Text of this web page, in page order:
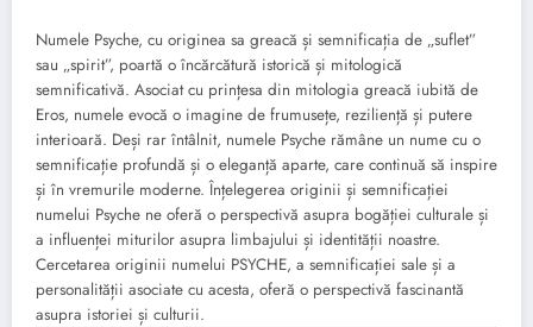
Numele Psyche, cu originea sa greacă și semnificația de „suflet”
sau „spirit”, poartă o încărcătură istorică și mitologică
semnificativă. Asociat cu prințesa din mitologia greacă iubită de
Eros, numele evocă o imagine de frumusețe, reziliență și putere
interioară. Deși rar întâlnit, numele Psyche rămâne un nume cu o
semnificație profundă și o eleganță aparte, care continuă să inspire
și în vremurile moderne. Înțelegerea originii și semnificației
numelui Psyche ne oferă o perspectivă asupra bogăției culturale și
a influenței miturilor asupra limbajului și identității noastre.
Cercetarea originii numelui PSYCHE, a semnificației sale și a
personalității asociate cu acesta, oferă o perspectivă fascinantă
asupra istoriei și culturii.